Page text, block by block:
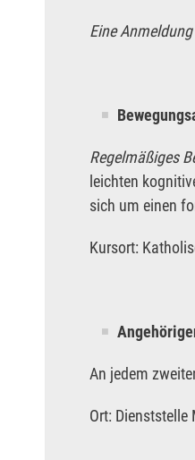
Eine
Regelmäßiges
leichten
sich um einen
Kursort:
An jedem
Ort: Dienststelle